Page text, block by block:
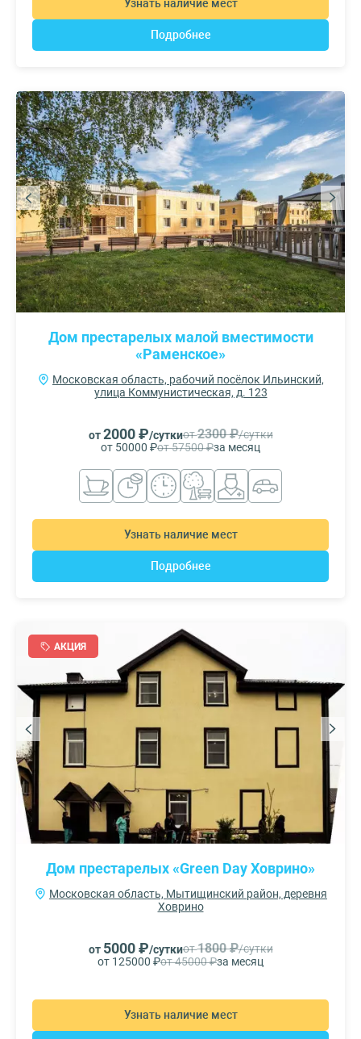
Узнать наличие мест
Подробнее
Дом престарелых малой вместимости
«Раменское»
Московская область, рабочий посёлок Ильинский,
улица Коммунистическая, д. 123
от2000 ₽/суткиот2300 ₽/сутки
от 50000 ₽от 57500 ₽за месяц
Узнать наличие мест
Подробнее
АКЦИЯ
Дом престарелых «Green Day Ховрино»
Московская область, Мытищинский район, деревня
Ховрино
от 5000 ₽/суткиот1800 ₽/сутки
от 125000 ₽от 45000 ₽за месяц
Узнать наличие мест